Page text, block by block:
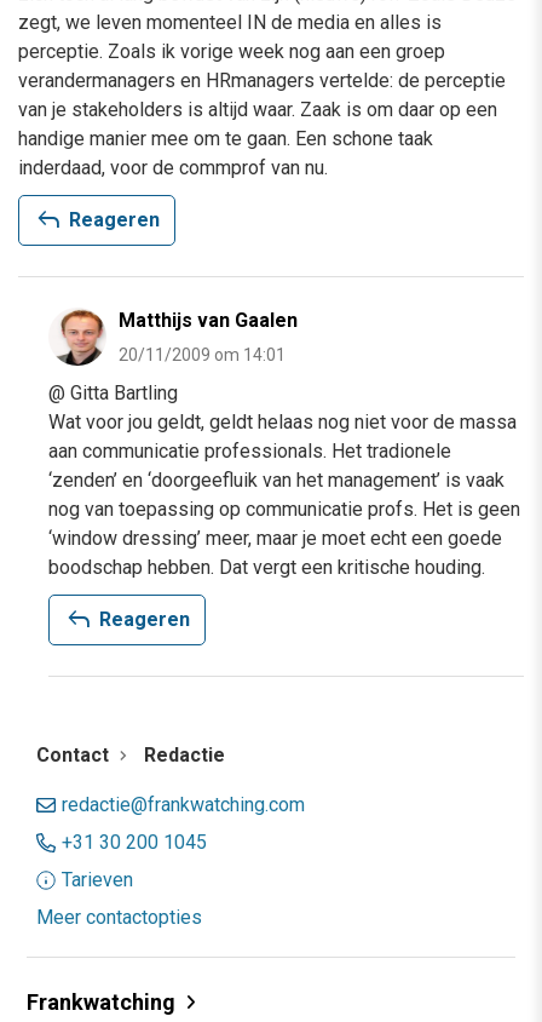
zegt, we leven momenteel IN de media en alles is
perceptie. Zoals ik vorige week nog aan een groep
verandermanagers en HRmanagers vertelde: de perceptie
van je stakeholders is altijd waar. Zaak is om daar op een
handige manier mee om te gaan. Een schone taak
inderdaad, voor de commprof van nu.
reply Reageren
Matthijs van Gaalen
20/11/2009 om 14:01
@ Gitta Bartling
Wat voor jou geldt, geldt helaas nog niet voor de massa
aan communicatie professionals. Het tradionele
‘zenden’ en ‘doorgeefluik van het management’ is vaak
nog van toepassing op communicatie profs. Het is geen
‘window dressing’ meer, maar je moet echt een goede
boodschap hebben. Dat vergt een kritische houding.
reply Reageren
Contact Redactie
redactie@frankwatching.com
+31 30 200 1045
Tarieven
Meer contactopties
Frankwatching